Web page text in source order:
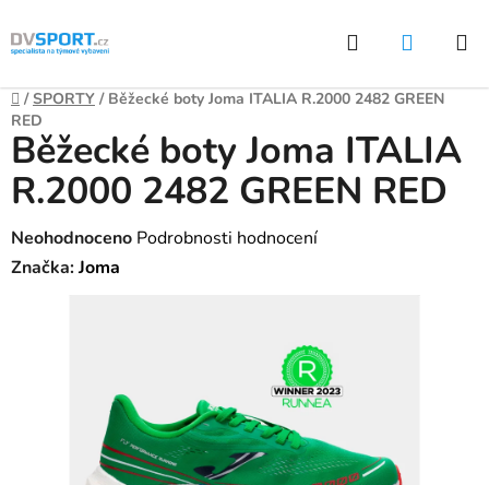
Přejít
na
Hledat
Domů
/ SPORTY / Běžecké boty Joma ITALIA R.2000 2482 GREEN
RED
Běžecké boty Joma ITALIA
R.2000 2482 GREEN RED
Průměrné
hodnocení
Neohodnoceno Podrobnosti hodnocení
Značka:Joma